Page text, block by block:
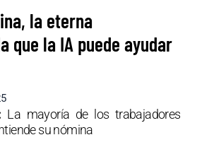
la eterna
que la IA puede ayudar
La mayoría de los trabajadores
su nómina